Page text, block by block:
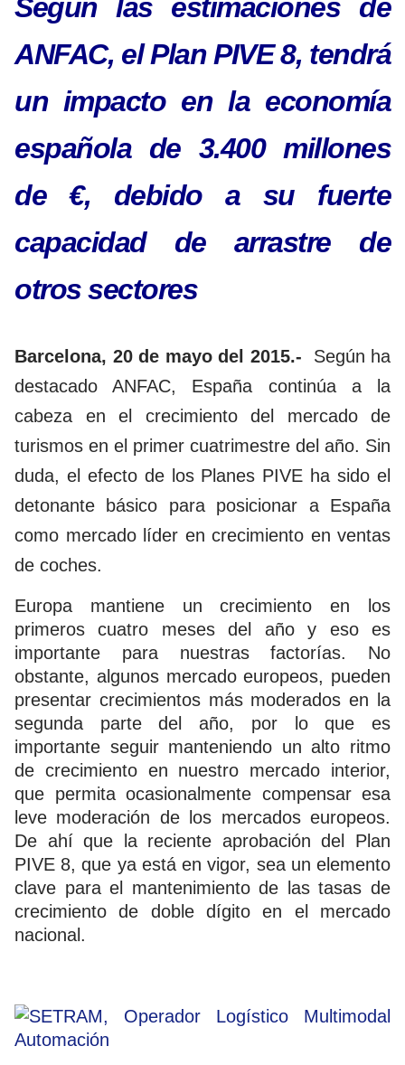
Según las estimaciones de
ANFAC, el Plan PIVE 8, tendrá
un impacto en la economía
española de 3.400 millones
de €, debido a su fuerte
capacidad de arrastre de
otros sectores
Barcelona, 20 de mayo del 2015.- Según ha
destacado ANFAC, España continúa a la
cabeza en el crecimiento del mercado de
turismos en el primer cuatrimestre del año. Sin
duda, el efecto de los Planes PIVE ha sido el
detonante básico para posicionar a España
como mercado líder en crecimiento en ventas
de coches.
Europa mantiene un crecimiento en los
primeros cuatro meses del año y eso es
importante para nuestras factorías. No
obstante, algunos mercado europeos, pueden
presentar crecimientos más moderados en la
segunda parte del año, por lo que es
importante seguir manteniendo un alto ritmo
de crecimiento en nuestro mercado interior,
que permita ocasionalmente compensar esa
leve moderación de los mercados europeos.
De ahí que la reciente aprobación del Plan
PIVE 8, que ya está en vigor, sea un elemento
clave para el mantenimiento de las tasas de
crecimiento de doble dígito en el mercado
nacional.